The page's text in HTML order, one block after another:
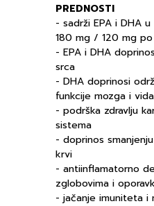
PREDNOSTI
- sadrži EPA i DHA
180 mg / 120 mg po
- EPA i DHA
srca
- DHA doprinosi
funkcije mozga i vida
- podrška zdravlju
sistema
- doprinos
krvi
- antiinflamatorno
zglobovima i
- jačanje imuniteta i